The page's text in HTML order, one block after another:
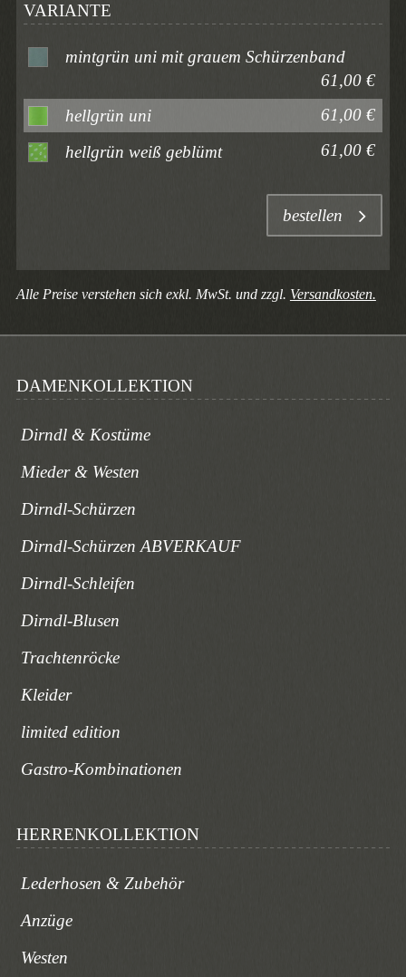
VARIANTE
mintgrün uni mit grauem Schürzenband
61,00 €
hellgrün uni
61,00 €
hellgrün weiß geblümt
61,00 €
bestellen
Alle Preise verstehen sich exkl. MwSt. und zzgl. Versandkosten.
DAMENKOLLEKTION
Dirndl & Kostüme
Mieder & Westen
Dirndl-Schürzen
Dirndl-Schürzen ABVERKAUF
Dirndl-Schleifen
Dirndl-Blusen
Trachtenröcke
Kleider
limited edition
Gastro-Kombinationen
HERRENKOLLEKTION
Lederhosen & Zubehör
Anzüge
Westen